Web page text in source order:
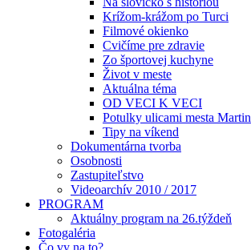
Krížom-krážom po Turci
Filmové okienko
Cvičíme pre zdravie
Zo športovej kuchyne
Život v meste
Aktuálna téma
OD VECI K VECI
Potulky ulicami mesta Martin
Tipy na víkend
Dokumentárna tvorba
Osobnosti
Zastupiteľstvo
Videoarchív 2010 / 2017
PROGRAM
Aktuálny program na 26.týždeň
Fotogaléria
Čo vy na to?